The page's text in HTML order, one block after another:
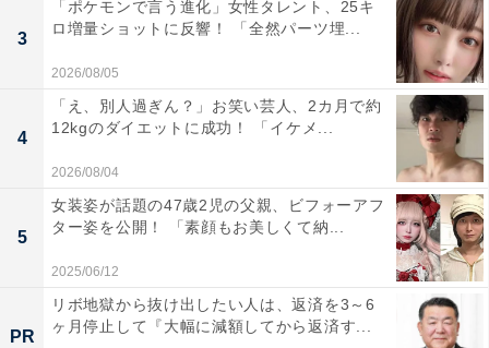
3
「ポケモンで言う進化」女性タレント、25キ
ロ増量ショットに反響！ 「全然パーツ埋...
2026/08/05
4
「え、別人過ぎん？」お笑い芸人、2カ月で約
12kgのダイエットに成功！ 「イケメ...
2026/08/04
5
女装姿が話題の47歳2児の父親、ビフォーアフ
ター姿を公開！ 「素顔もお美しくて納...
2025/06/12
PR
リボ地獄から抜け出したい人は、返済を3～6
ヶ月停止して『大幅に減額してから返済す...